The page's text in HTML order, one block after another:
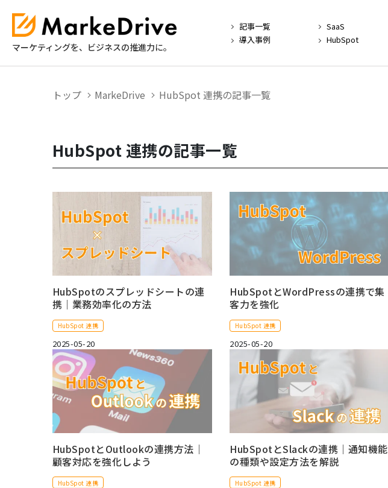
マーケティングを、ビジネスの推進力に。
記事一覧
SaaS
導入事例
HubSpot
トップ MarkeDrive HubSpot 連携の記事一覧
HubSpot 連携の記事一覧
HubSpotのスプレッドシートの連
携｜業務効率化の方法
HubSpot 連携
2025-05-20
HubSpotとWordPressの連携で集
客力を強化
HubSpot 連携
2025-05-20
HubSpotとOutlookの連携方法｜
顧客対応を強化しよう
HubSpot 連携
HubSpotとSlackの連携｜通知機能
の種類や設定方法を解説
HubSpot 連携